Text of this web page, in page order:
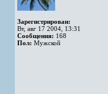
Зарегистрирован:
Вт, авг 17 2004, 13:31
Сообщения: 168
Пол: Мужской